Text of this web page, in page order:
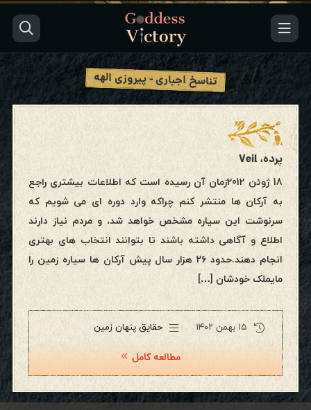
تناسخ اجباری - پیروزی الهه
پرده، Veil
18 ژوئن 2012زمان آن رسیده است که اطلاعات بیشتری راجع
به آرکان ها منتشر کنم چراکه وارد دوره ای می شویم که
سرنوشت این سیاره مشخص خواهد شد، و مردم نیاز دارند
اطلاع و آگاهی داشته باشند تا بتوانند انتخاب های بهتری
انجام دهند.حدود ۲۶ هزار سال پیش آرکان ها سیاره زمین را
مایملک خودشان […]
۱۵ بهمن ۱۴۰۲ حقایق پنهان زمین
مطالعه کامل